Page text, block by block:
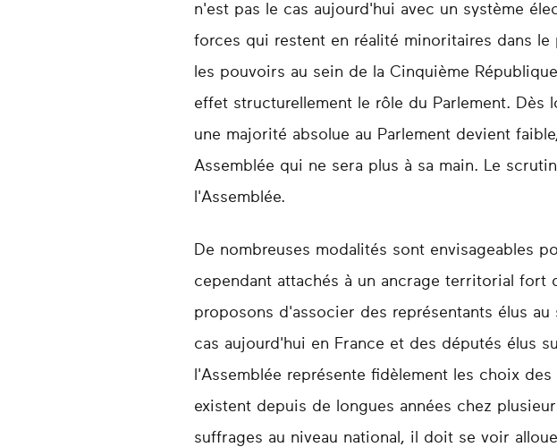
n'est pas le cas aujourd'hui avec un système
forces qui restent en réalité minoritaires dans
les pouvoirs au sein de la Cinquième
effet structurellement le rôle du Parlement.
une majorité absolue au Parlement devient
Assemblée qui ne sera plus à sa main. Le
l'Assemblée.
De nombreuses modalités sont envisageables
cependant attachés à un ancrage territorial fort
proposons d'associer des représentants élus
cas aujourd'hui en France et des députés élus
l'Assemblée représente fidèlement les choix
existent depuis de longues années chez
suffrages au niveau national, il doit se voir